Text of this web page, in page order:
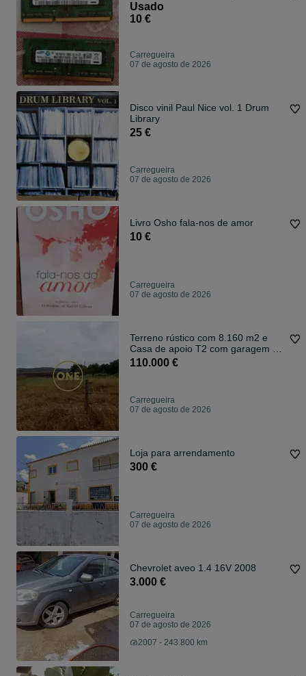
Usado
10 €
Carregueira
07 de agosto de 2026
Disco vinil Paul Nice vol. 1 Drum
Library
25 €
Carregueira
07 de agosto de 2026
Livro Osho fala-nos de amor
10 €
Carregueira
07 de agosto de 2026
Terreno rústico com 8.160 m2 e
Casa de apoio T2 com garagem na
Carregu
110.000 €
Carregueira
07 de agosto de 2026
Loja para arrendamento
300 €
Carregueira
07 de agosto de 2026
Chevrolet aveo 1.4 16V 2008
3.000 €
Carregueira
07 de agosto de 2026
2007 - 243.800 km